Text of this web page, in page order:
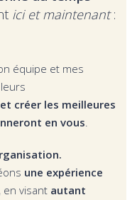
ici et maintenant:
équipe et mes
créer les meilleures
en vous.
une expérience
, en visant autant